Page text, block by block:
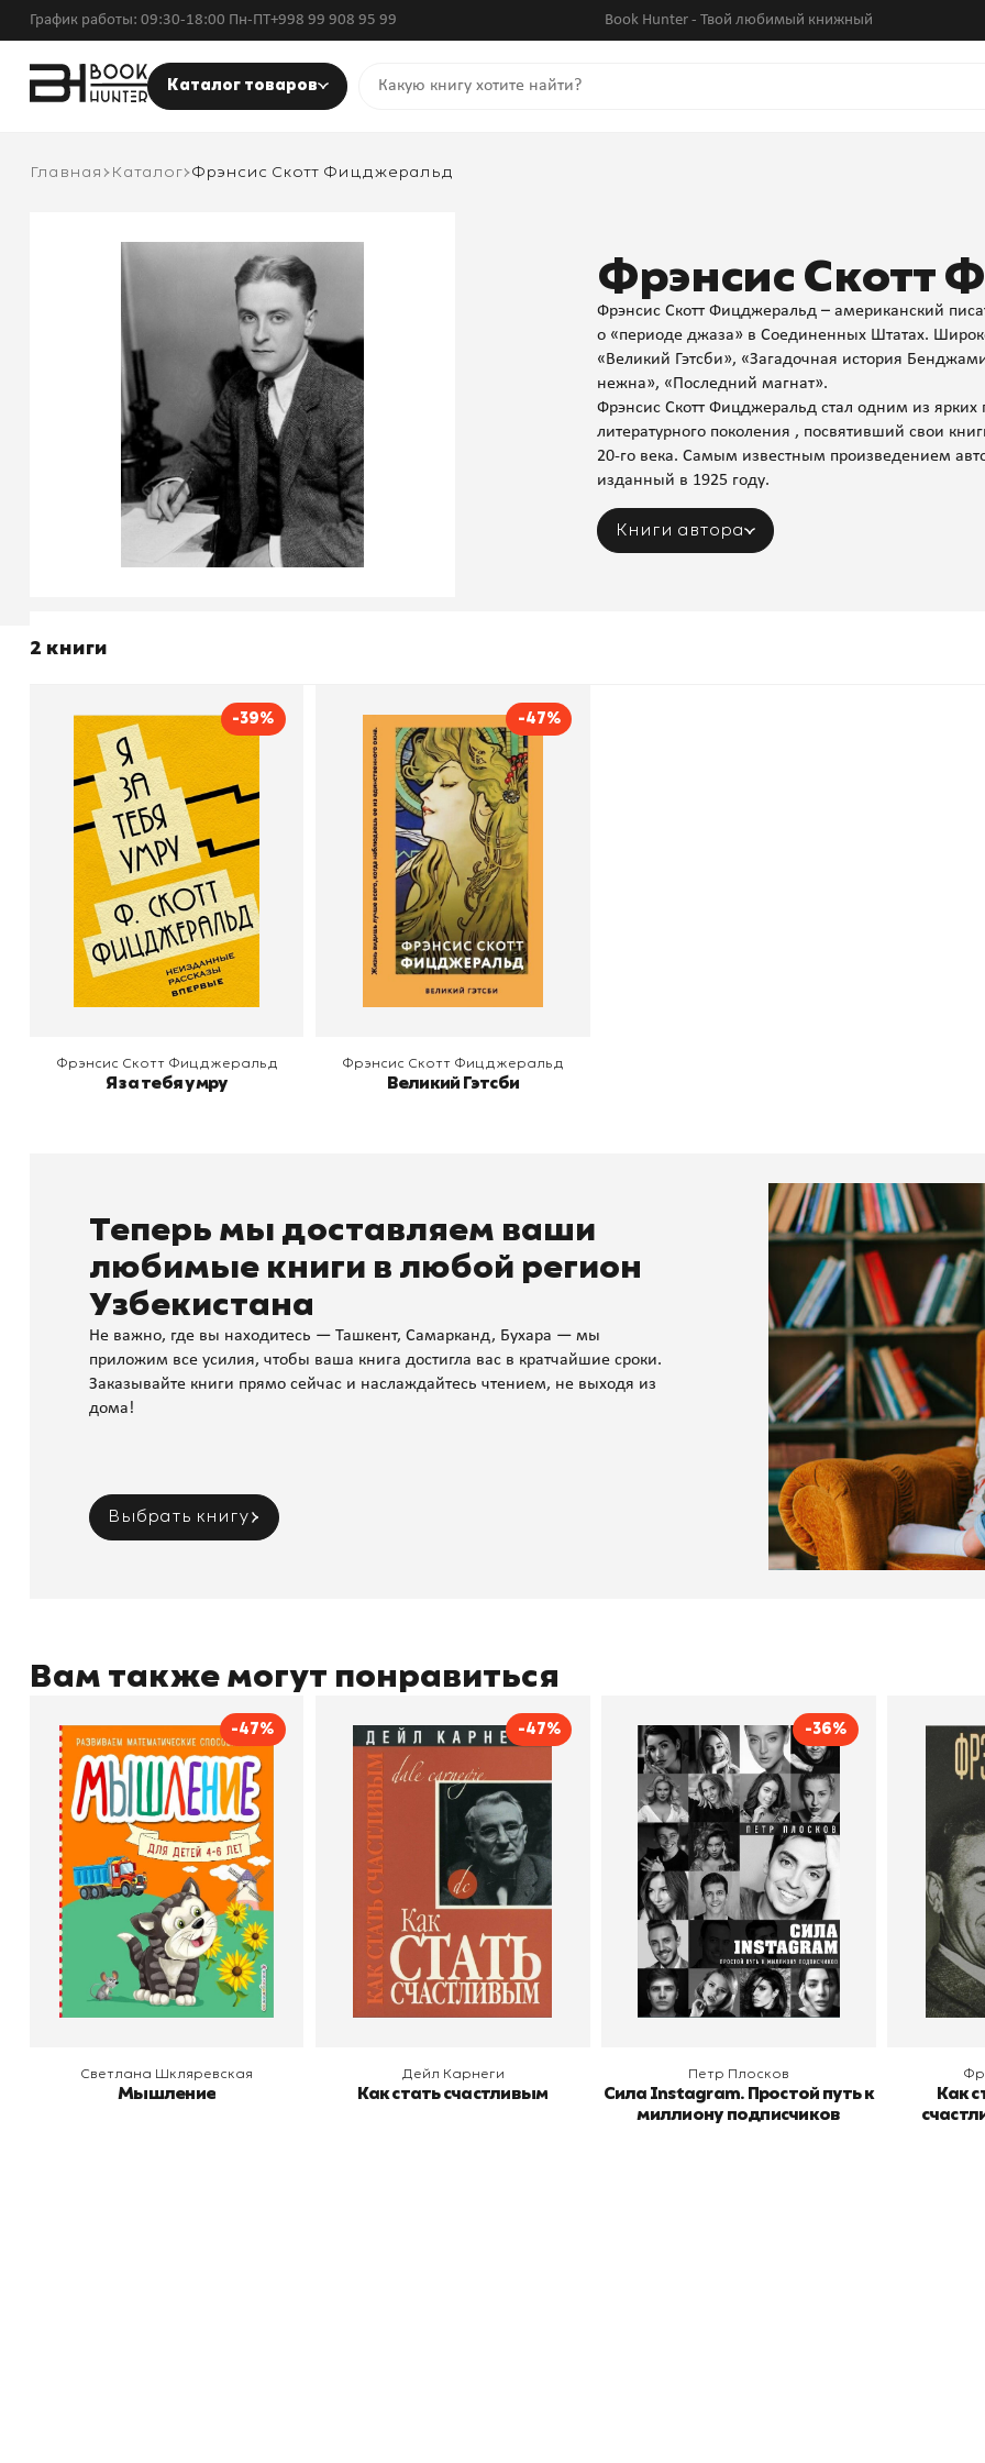
График работы: 09:30-18:00 Пн-ПТ+998 99 908 95 99 Book Hunter - Твой любимый книжный
Каталог товаров
Главная Каталог Фрэнсис Скотт Фицджеральд
Фрэнсис Скотт
Фрэнсис Скотт Фицджеральд – американский
о «периоде джаза» в Соединенных Штатах.
«Великий Гэтсби», «Загадочная история
нежна», «Последний магнат».
Фрэнсис Скотт Фицджеральд стал одним из ярких
литературного поколения , посвятивший свои
20-го века. Самым известным произведением
изданный в 1925 году.
Книги автора
2 книги
-39%
Я за тебя умру
Автор
Фицджеральд
Издательство Эксмо
В корзину
Фрэнсис Скотт Фицджеральд
Я за тебя умру
-47%
Великий Гэтсби
Фрэнсис Скотт
Фицджеральд
Издательство Like Book
В корзину
Фрэнсис Скотт Фицджеральд
Великий Гэтсби
Теперь мы доставляем ваши
любимые книги в любой регион
Узбекистана
Не важно, где вы находитесь — Ташкент, Самарканд, Бухара — мы
приложим все усилия, чтобы ваша книга достигла вас в кратчайшие сроки.
Заказывайте книги прямо сейчас и наслаждайтесь чтением, не выходя из
дома!
Выбрать книгу
Вам также могут понравиться
-47%
Мышление
Автор
Светлана Шкляревская
Издательство
Эксмодетство
В корзину
Светлана Шкляревская
Мышление
-47%
Как стать счастливым
Автор
Дейл Карнеги
Издательство
Попурри, Минск
В корзину
Дейл Карнеги
Как стать счастливым
-36%
Сила Instagram. Простой
путь к миллиону
подписчиков
Автор
Петр Плосков
Издательство
Бомбора
В корзину
Петр Плосков
Сила Instagram. Простой путь к
миллиону подписчиков
Как
В
Как